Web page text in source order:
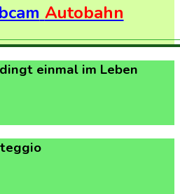
Autobahn
einmal im Leben